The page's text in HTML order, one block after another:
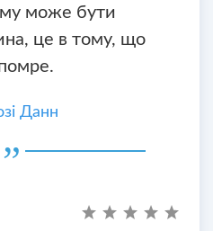
може бути
це в тому, що
Данн